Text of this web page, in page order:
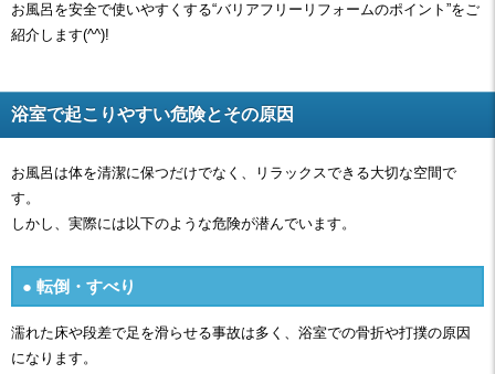
お風呂を安全で使いやすくする“バリアフリーリフォームのポイント”をご
紹介します(^^)!
浴室で起こりやすい危険とその原因
お風呂は体を清潔に保つだけでなく、リラックスできる大切な空間で
す。
しかし、実際には以下のような危険が潜んでいます。
● 転倒・すべり
濡れた床や段差で足を滑らせる事故は多く、浴室での骨折や打撲の原因
になります。